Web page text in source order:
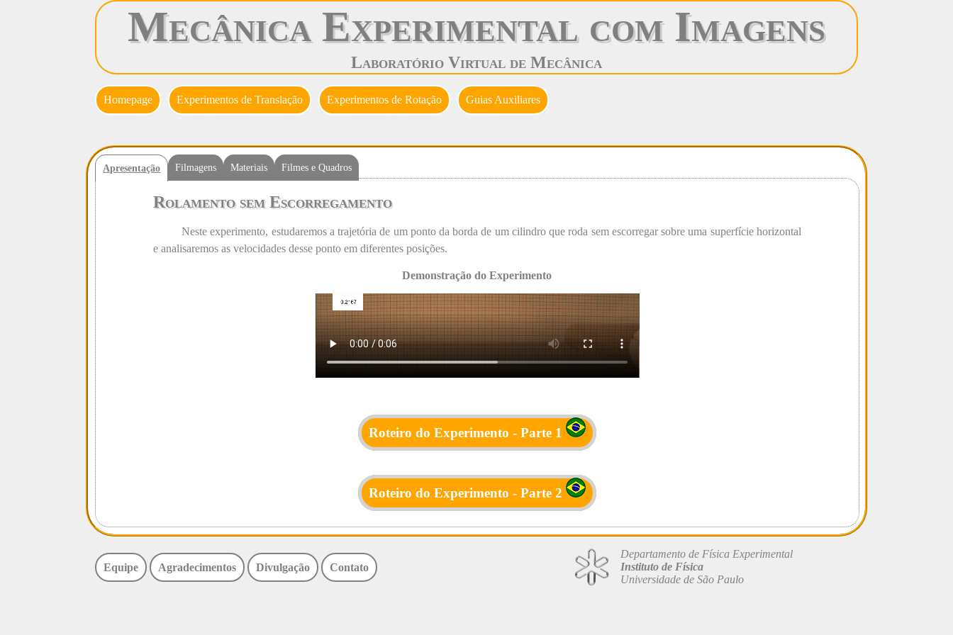
Mecânica Experimental com Imagens
Laboratório Virtual de Mecânica
Homepage Experimentos de Translação Experimentos de Rotação Guias Auxiliares
Apresentação Filmagens Materiais Filmes e Quadros
Rolamento sem Escorregamento
Neste experimento, estudaremos a trajetória de um ponto da borda de um cilindro que roda sem escorregar sobre uma superfície horizontal
e analisaremos as velocidades desse ponto em diferentes posições.
Demonstração do Experimento
Roteiro do Experimento - Parte 1
Roteiro do Experimento - Parte 2
Equipe Agradecimentos Divulgação Contato
Departamento de Física Experimental
Instituto de Física
Universidade de São Paulo